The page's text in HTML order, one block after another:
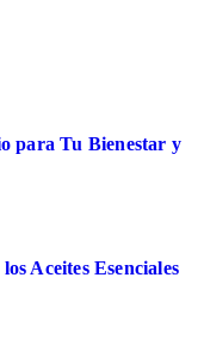
para Tu Bienestar y
Aceites Esenciales